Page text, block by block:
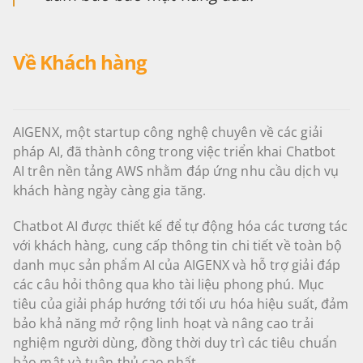
Về Khách hàng
AIGENX, một startup công nghệ chuyên về các giải
pháp AI, đã thành công trong việc triển khai Chatbot
AI trên nền tảng AWS nhằm đáp ứng nhu cầu dịch vụ
khách hàng ngày càng gia tăng.
Chatbot AI được thiết kế để tự động hóa các tương tác
với khách hàng, cung cấp thông tin chi tiết về toàn bộ
danh mục sản phẩm AI của AIGENX và hỗ trợ giải đáp
các câu hỏi thông qua kho tài liệu phong phú. Mục
tiêu của giải pháp hướng tới tối ưu hóa hiệu suất, đảm
bảo khả năng mở rộng linh hoạt và nâng cao trải
nghiệm người dùng, đồng thời duy trì các tiêu chuẩn